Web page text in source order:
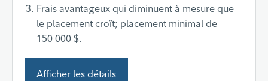
Frais avantageux qui diminuent à mesure que
le placement croît; placement minimal de
150 000 $.
Afficher les détails